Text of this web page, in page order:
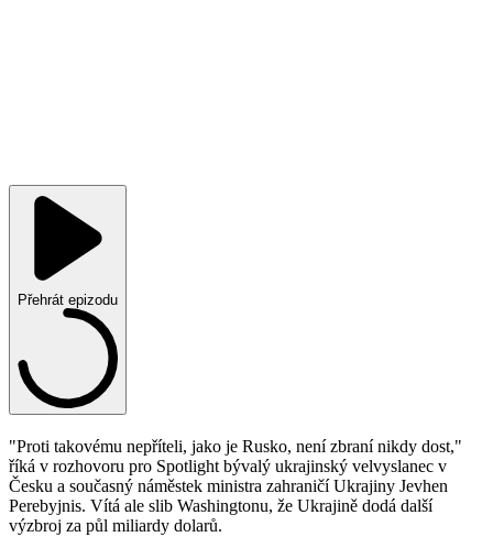
Přehrát epizodu
"Proti takovému nepříteli, jako je Rusko, není zbraní nikdy dost,"
říká v rozhovoru pro Spotlight bývalý ukrajinský velvyslanec v
Česku a současný náměstek ministra zahraničí Ukrajiny Jevhen
Perebyjnis. Vítá ale slib Washingtonu, že Ukrajině dodá další
výzbroj za půl miliardy dolarů.